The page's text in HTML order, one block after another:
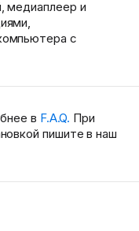
медиаплеер и
с
в F.A.Q. При
пишите в наш